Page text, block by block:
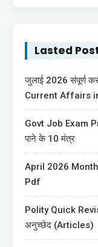
Lasted
जुलाई 2026 संपूर्ण
Current Affairs
Govt Job Exam
पाने के 10 मंत्र
April 2026
Pdf
Polity Quick
अनुच्छेद (Articles)